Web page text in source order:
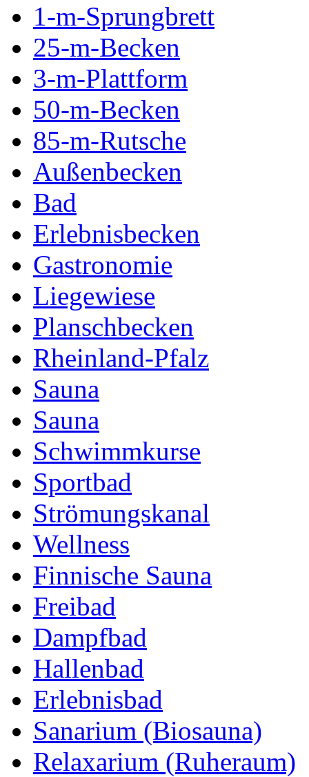
1-m-Sprungbrett
25-m-Becken
3-m-Plattform
50-m-Becken
85-m-Rutsche
Außenbecken
Bad
Erlebnisbecken
Gastronomie
Liegewiese
Planschbecken
Rheinland-Pfalz
Sauna
Sauna
Schwimmkurse
Sportbad
Strömungskanal
Wellness
Finnische Sauna
Freibad
Dampfbad
Hallenbad
Erlebnisbad
Sanarium (Biosauna)
Relaxarium (Ruheraum)